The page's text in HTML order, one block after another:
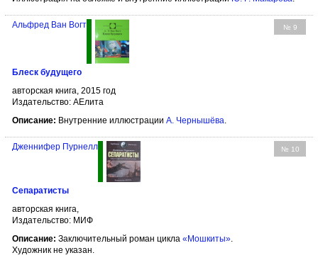
№ 9
Альфред Ван Вогт
Блеск будущего
авторская книга, 2015 год
Издательство: АЕлита
Описание: Внутренние иллюстрации А. Чернышёва.
№ 10
Дженнифер Пурнелл
Сепаратисты
авторская книга,
Издательство: МИФ
Описание: Заключительный роман цикла «Мошкиты».
Художник не указан.